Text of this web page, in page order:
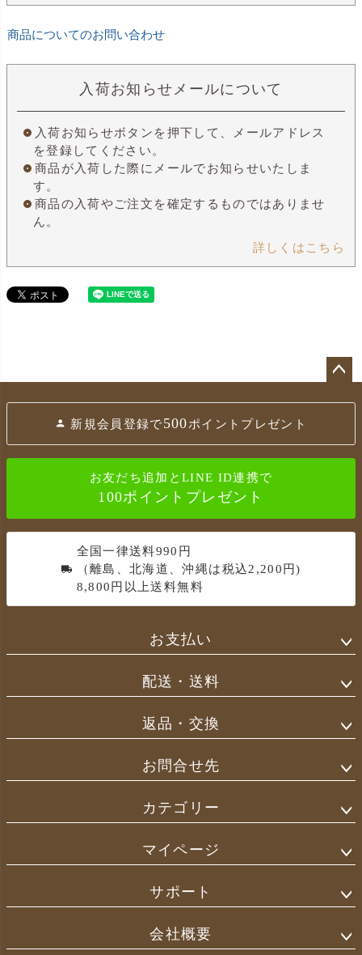
商品についてのお問い合わせ
入荷お知らせメールについて
入荷お知らせボタンを押下して、メールアドレス
を登録してください。
商品が入荷した際にメールでお知らせいたしま
す。
商品の入荷やご注文を確定するものではありませ
ん。
詳しくはこちら
ト
新規会員登録で500ポイントプレゼント
お友だち追加とLINE ID連携で
100ポイントプレゼント
全国一律送料990円
（離島、北海道、沖縄は税込2,200円)
8,800円以上送料無料
お支払い
配送・送料
返品・交換
お問合せ先
カテゴリー
マイページ
サポート
会社概要